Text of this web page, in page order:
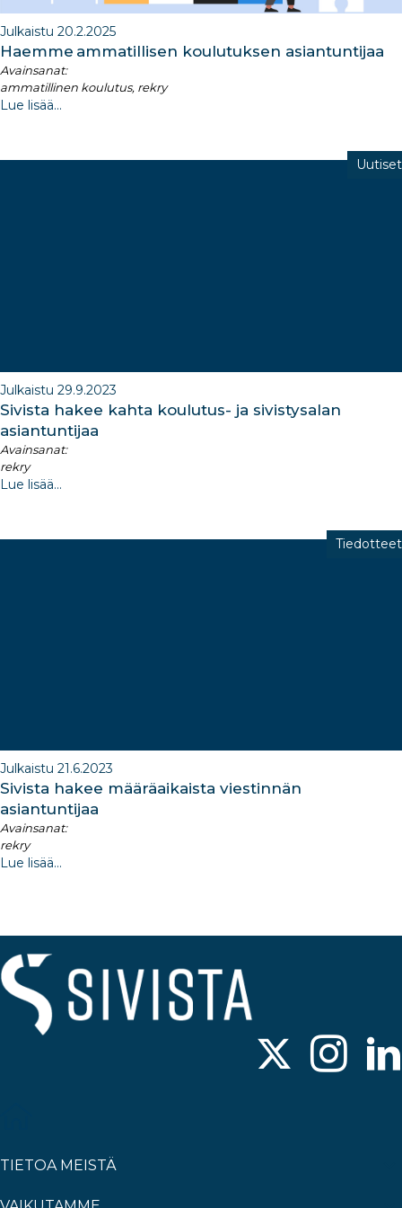
Julkaistu 20.2.2025
Haemme ammatillisen koulutuksen asiantuntijaa
Avainsanat:
ammatillinen koulutus, rekry
Lue lisää...
Uutiset
Julkaistu 29.9.2023
Sivista hakee kahta koulutus- ja sivistysalan
asiantuntijaa
Avainsanat:
rekry
Lue lisää...
Tiedotteet
Julkaistu 21.6.2023
Sivista hakee määräaikaista viestinnän
asiantuntijaa
Avainsanat:
rekry
Lue lisää...
TIETOA MEISTÄ